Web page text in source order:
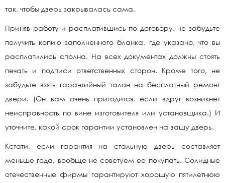
так, чтобы дверь закрывалась сама.
Приняв работу и расплатившись по договору, не забудьте
получить копию заполненного бланка, где указано, что вы
расплатились сполна. На всех документах должны стоять
печать и подписи ответственных сторон. Кроме того, не
забудьте взять гарантийный талон на бесплатный ремонт
двери. (Он вам очень пригодится, если вдруг возникнет
неисправность по вине изготовителя или установщика.) И
уточните, какой срок гарантии установлен на вашу дверь.
Кстати, если гарантия на стальную дверь составляет
меньше года, вообще не советуем ее покупать. Солидные
отечественные фирмы гарантируют хорошую пятилетнюю